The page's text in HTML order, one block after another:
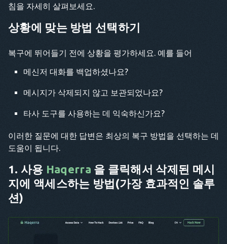
침을 자세히 살펴보세요.
상황에 맞는 방법 선택하기
복구에 뛰어들기 전에 상황을 평가하세요. 예를 들어
메신저 대화를 백업하셨나요?
메시지가 삭제되지 않고 보관되었나요?
타사 도구를 사용하는 데 익숙하신가요?
이러한 질문에 대한 답변은 최상의 복구 방법을 선택하는 데
도움이 됩니다.
1. 사용 Haqerra 을 클릭해서 삭제된 메시
지에 액세스하는 방법(가장 효과적인 솔루
션)